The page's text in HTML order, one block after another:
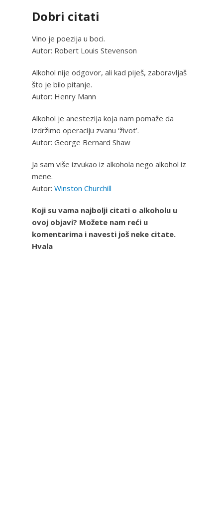
Dobri citati
Vino je poezija u boci.
Autor: Robert Louis Stevenson
Alkohol nije odgovor, ali kad piješ, zaboravljaš
što je bilo pitanje.
Autor: Henry Mann
Alkohol je anestezija koja nam pomaže da
izdržimo operaciju zvanu ‘život’.
Autor: George Bernard Shaw
Ja sam više izvukao iz alkohola nego alkohol iz
mene.
Autor: Winston Churchill
Koji su vama najbolji citati o alkoholu u
ovoj objavi? Možete nam reći u
komentarima i navesti još neke citate.
Hvala